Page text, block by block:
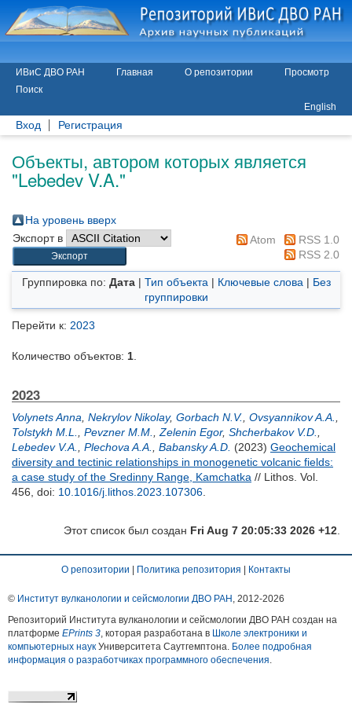
ИВиС ДВО РАН Главная О репозитории
Просмотр
Поиск
English
Вход Регистрация
Объекты, автором которых является
"Lebedev V.A."
На уровень вверх
Экспорт в
Atom
RSS 1.0
RSS 2.0
Группировка по: Дата| Тип объекта | Ключевые слова | Без
группировки
Перейти к: 2023
Количество объектов: 1
2023
Volynets Anna Nekrylov Nikolay, Gorbach N.V. Ovsyannikov A.A.
Tolstykh M.L.
Pevzner M.M. Zelenin Egor, Shcherbakov V.D.
Lebedev V.A.
Plechova A.A. Babansky A.D. (2023) Geochemical
diversity and tectinic relationships in monogenetic volcanic fields:
a case study of the Sredinny Range, Kamchatka // Lithos. Vol.
456, doi: 10.1016/j.lithos.2023.107306
Этот список был создан Fri Aug 7 20:05:33 2026 +12
О репозитории Политика репозитория Контакты
© Институт вулканологии и сейсмологии ДВО РАН , 2012-2026
Репозиторий Института вулканологии и сейсмологии ДВО РАН создан на
платформе EPrints 3, которая разработана в Школе электроники и
компьютерных наук Университета Саутгемптона. Более подробная
информация о разработчиках программного обеспечения.